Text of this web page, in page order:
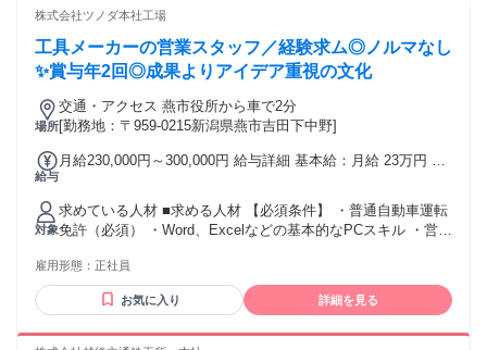
株式会社ツノダ本社工場
工具メーカーの営業スタッフ／経験求ム◎ノルマなし
✨賞与年2回◎成果よりアイデア重視の文化
場所
交通・アクセス 燕市役所から車で2分
[勤務地：〒959-0215新潟県燕市吉田下中野]
給与
月給230,000円～300,000円 給与詳細 基本給：月給 23万円 〜
れる通勤・皆勤・家族手当金額：あり 全員に一律で支払われ
るその他手当金額：あり ■給与補足 ・残業代は別途全額支給
・出張時は日当支給あり ・給食弁当代補助あり ・役職手当あ
り ・携帯電話貸与 ■昇給 あり（前年度実績：1月あたり1,000
分） ■通勤手当 実費支給（上限あり）日額460円
対象
求めている人材 ■求める人材 【必須条件】 ・普通自動車運転
免許（必須） ・Word、Excelなどの基本的なPCスキル ・営業
コミュニケーション能力の高い方 ・新しいアイデアを積極的
に提案できる方 ・ホームセンターでの業務経験がある方 ・展
示会出展、企画経験がある方 当社では特に、チームワークを
雇用形態： 正社員
お気に入り 詳細を見る